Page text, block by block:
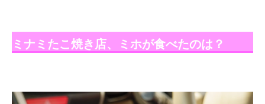
ミナミたこ焼き店、ミホが食べたのは？